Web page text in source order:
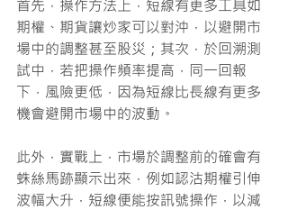
首先，操作方法上，短線有更多工具如
期權、期貨讓炒家可以對沖，以避開市
場中的調整甚至股災；其次，於回溯測
試中，若把操作頻率提高，同一回報
下，風險更低，因為短線比長線有更多
機會避開市場中的波動。
此外，實戰上，市場於調整前的確會有
蛛絲馬跡顯示出來，例如認沽期權引伸
波幅大升，短線便能按訊號操作，以減